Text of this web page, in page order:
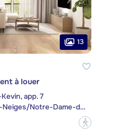
13
à louer
app. 7
Montréal (Côte-des-Neiges/Notre-Dame-de-Grâce)
?